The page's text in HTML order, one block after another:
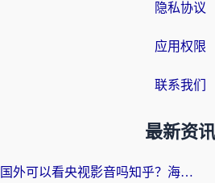
隐私协议
应用权限
联系我们
最新资讯
国外可以看央视影音吗知乎？海外党亲测有效的回国加速方案